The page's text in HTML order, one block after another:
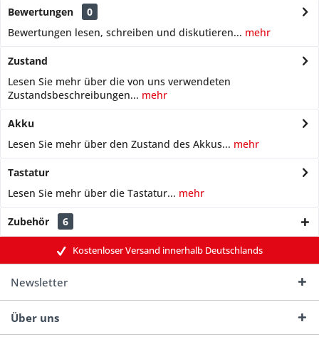
Bewertungen
0
Bewertungen lesen, schreiben und diskutieren... mehr
Zustand
Lesen Sie mehr über die von uns verwendeten
Zustandsbeschreibungen... mehr
Akku
Lesen Sie mehr über den Zustand des Akkus... mehr
Tastatur
Lesen Sie mehr über die Tastatur... mehr
Zubehör 6
Kostenloser Versand innerhalb Deutschlands
Newsletter
Über uns